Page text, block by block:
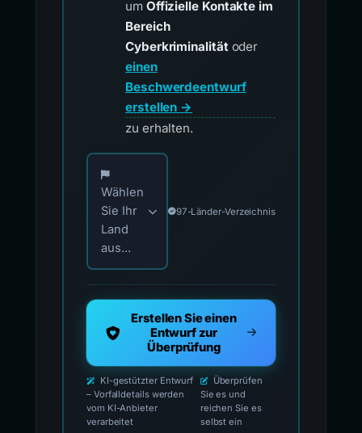
um Offizielle Kontakte im
Bereich
Cyberkriminalitätoder
einen
Beschwerdeentwurf
erstellen →
zu erhalten.
Wählen Sie Ihr Land für offizielle
Wählen
Sie Ihr
Land
aus...
97-Länder-Verzeichnis
Erstellen Sie einen
Entwurf zur
Überprüfung
KI-gestützter Entwurf
– Vorfalldetails werden
vom KI-Anbieter
verarbeitet
Überprüfen
Sie es und
reichen Sie es
selbst ein